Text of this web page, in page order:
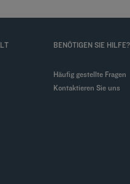
BENÖTIGEN SIE HILFE?
Häufig gestellte Fragen
Kontaktieren Sie uns